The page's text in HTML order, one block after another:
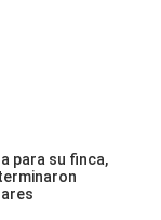
para su finca,